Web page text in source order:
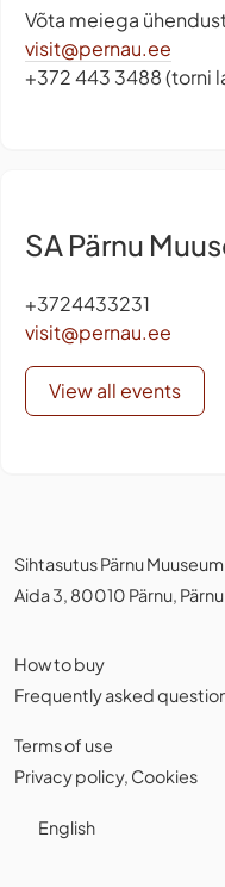
Võta meiega
visit@pernau.ee
+372 443 3488 (torni
SA Pärnu
+3724433231
visit@pernau.ee
View all events
Sihtasutus Pärnu Muuseum
Aida 3, 80010 Pärnu,
How to buy
Frequently asked
Terms of use
Privacy policy, Cookies
English